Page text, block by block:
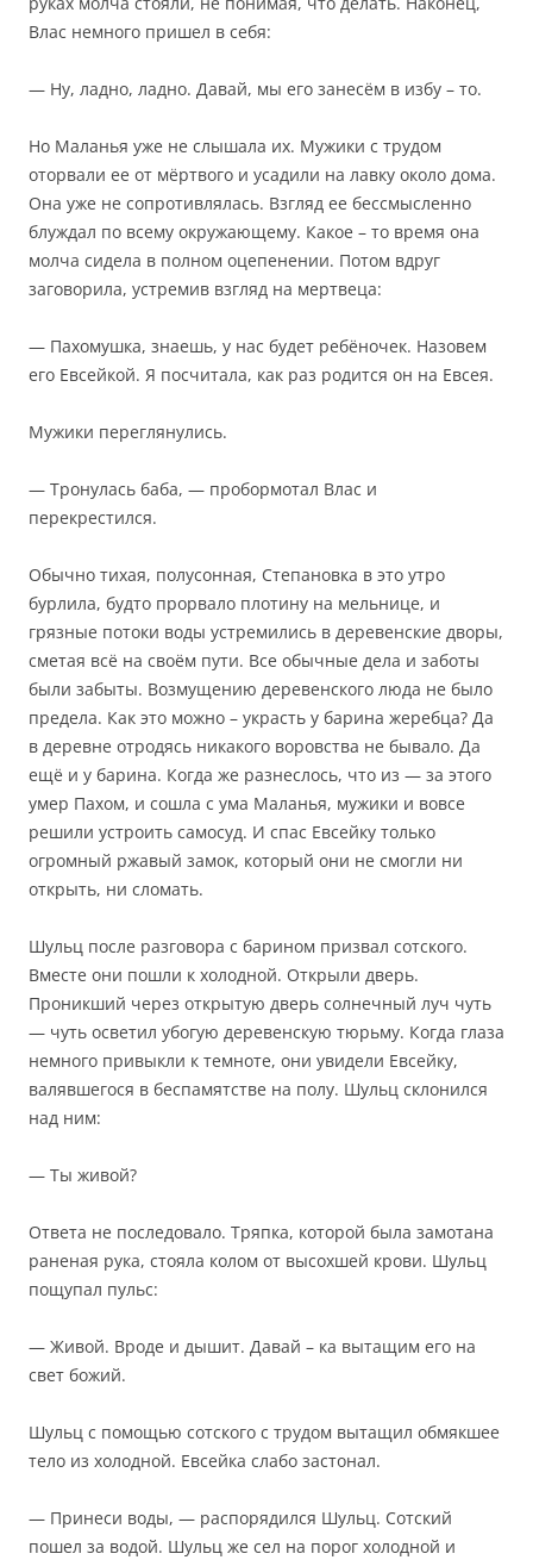
Влас немного пришел в себя:
— Ну, ладно, ладно. Давай, мы его занесём в избу – то.
Но Маланья уже не слышала их. Мужики с трудом
оторвали ее от мёртвого и усадили на лавку около дома.
Она уже не сопротивлялась. Взгляд ее бессмысленно
блуждал по всему окружающему. Какое – то время она
молча сидела в полном оцепенении. Потом вдруг
заговорила, устремив взгляд на мертвеца:
— Пахомушка, знаешь, у нас будет ребёночек. Назовем
его Евсейкой. Я посчитала, как раз родится он на Евсея.
Мужики переглянулись.
— Тронулась баба, — пробормотал Влас и
перекрестился.
Обычно тихая, полусонная, Степановка в это утро
бурлила, будто прорвало плотину на мельнице, и
грязные потоки воды устремились в деревенские дворы,
сметая всё на своём пути. Все обычные дела и заботы
были забыты. Возмущению деревенского люда не было
предела. Как это можно – украсть у барина жеребца? Да
в деревне отродясь никакого воровства не бывало. Да
ещё и у барина. Когда же разнеслось, что из — за этого
умер Пахом, и сошла с ума Маланья, мужики и вовсе
решили устроить самосуд. И спас Евсейку только
огромный ржавый замок, который они не смогли ни
открыть, ни сломать.
Шульц после разговора с барином призвал сотского.
Вместе они пошли к холодной. Открыли дверь.
Проникший через открытую дверь солнечный луч чуть
— чуть осветил убогую деревенскую тюрьму. Когда глаза
немного привыкли к темноте, они увидели Евсейку,
валявшегося в беспамятстве на полу. Шульц склонился
над ним:
— Ты живой?
Ответа не последовало. Тряпка, которой была замотана
раненая рука, стояла колом от высохшей крови. Шульц
пощупал пульс:
— Живой. Вроде и дышит. Давай – ка вытащим его на
свет божий.
Шульц с помощью сотского с трудом вытащил обмякшее
тело из холодной. Евсейка слабо застонал.
— Принеси воды, — распорядился Шульц. Сотский
пошел за водой. Шульц же сел на порог холодной и